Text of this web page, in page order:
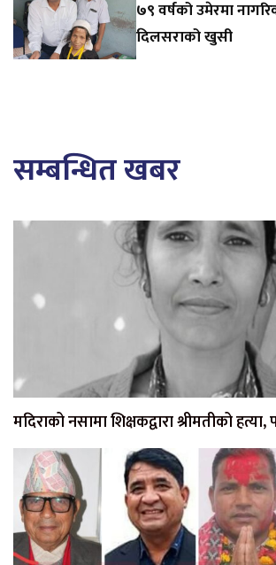
७९ वर्षको उमेरमा
दिलसराको खुसी
सम्बन्धित खबर
मदिराको नसामा शिक्षकद्वारा श्रीमतीको हत्या,